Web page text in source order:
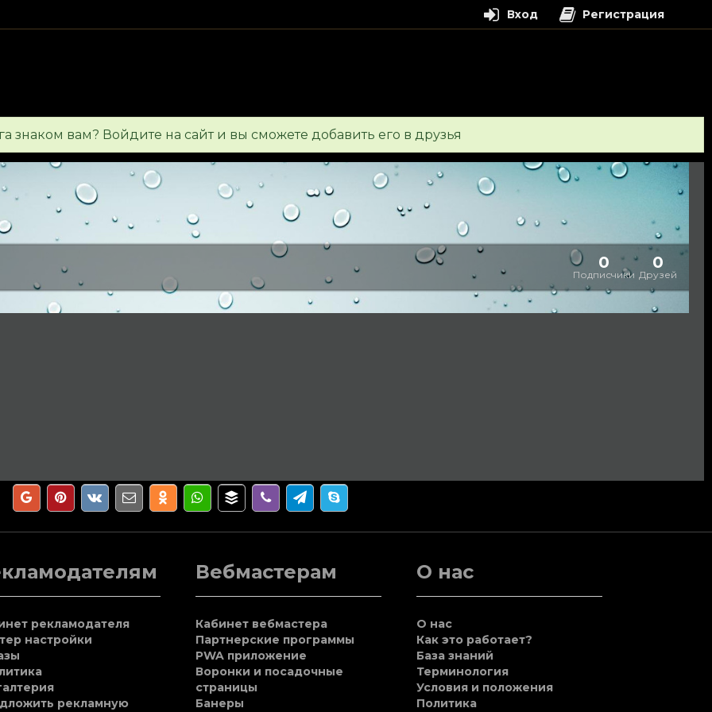
знаком вам? Войдите на сайт и вы сможете добавить его в друзья
Подписчики
0
Друзей
0
рекламодателя
настройки
рекламную
Вебмастерам
Кабинет вебмастера
Партнерские программы
PWA приложение
Воронки и посадочные
страницы
Банеры
О нас
О нас
Как это работает?
База знаний
Терминология
Условия и положения
Политика
Вход Регистрация